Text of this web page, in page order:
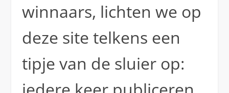
winnaars, lichten we op
deze site telkens een
tipje van de sluier op: